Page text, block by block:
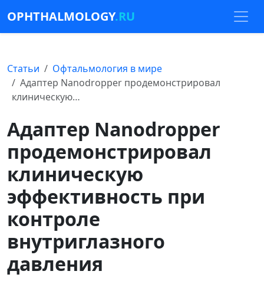
OPHTHALMOLOGY.RU
Статьи
Офтальмология в мире
Адаптер Nanodropper продемонстрировал
клиническую…
Адаптер Nanodropper
продемонстрировал
клиническую
эффективность при
контроле
внутриглазного
давления